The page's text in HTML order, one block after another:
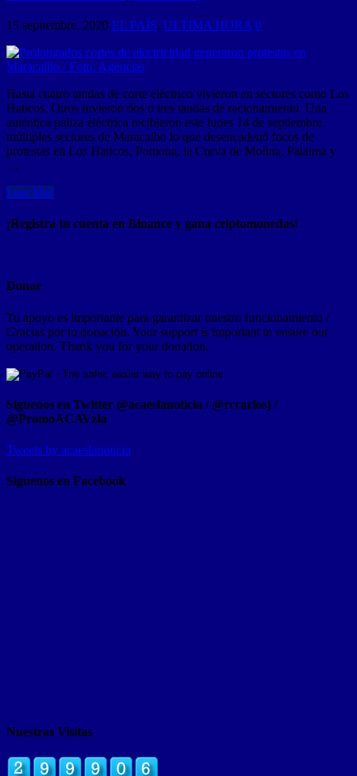
15 septiembre, 2020 EL PAÍS, ULTIMA HORA 0
Hasta cuatro tandas de corte eléctrico vivieron en sectores como Los
Haticos. Otros tuvieron dos o tres tandas de racionamiento. Una
auténtica paliza eléctrica recibieron este lunes 14 de septiembre
múltiples sectores de Maracaibo lo que desencadenó focos de
protestas en Los Haticos, Pomona, la Curva de Molina, Palaima y
…
Leer Mas
¡Registra tu cuenta en Binance y gana criptomonedas!
Donar
Tu apoyo es importante para garantizar nuestro funcionamiento /
Gracias por tu donación. Your support is important to ensure our
operation. Thank you for your donation.
Síguenos en Twitter @acaeslanoticia / @rccarlosj /
@PromoACAVzla
Tweets by acaeslanoticia
Siguenos en Facebook
Nuestras Visitas